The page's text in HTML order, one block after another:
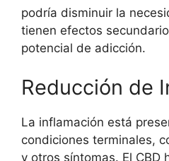
podría disminuir la
tienen efectos
potencial de adicción.
Reducción de
La inflamación está
condiciones terminales,
y otros síntomas. El CBD